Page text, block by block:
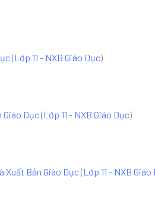
(Lớp 11 - NXB Giáo Dục)
Giáo Dục(Lớp 11 - NXB Giáo Dục)
Xuất Bản Giáo Dục(Lớp 11 - NXB Giáo